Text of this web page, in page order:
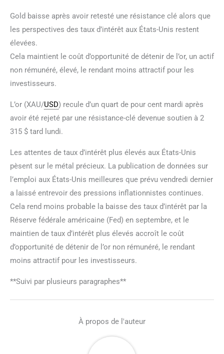
Gold baisse après avoir retesté une résistance clé alors que
les perspectives des taux d’intérêt aux États-Unis restent
élevées.
Cela maintient le coût d’opportunité de détenir de l’or, un actif
non rémunéré, élevé, le rendant moins attractif pour les
investisseurs.
L’or (XAU/USD) recule d’un quart de pour cent mardi après
avoir été rejeté par une résistance-clé devenue soutien à 2
315 $ tard lundi.
Les attentes de taux d’intérêt plus élevés aux États-Unis
pèsent sur le métal précieux. La publication de données sur
l’emploi aux États-Unis meilleures que prévu vendredi dernier
a laissé entrevoir des pressions inflationnistes continues.
Cela rend moins probable la baisse des taux d’intérêt par la
Réserve fédérale américaine (Fed) en septembre, et le
maintien de taux d’intérêt plus élevés accroît le coût
d’opportunité de détenir de l’or non rémunéré, le rendant
moins attractif pour les investisseurs.
**Suivi par plusieurs paragraphes**
À propos de l'auteur